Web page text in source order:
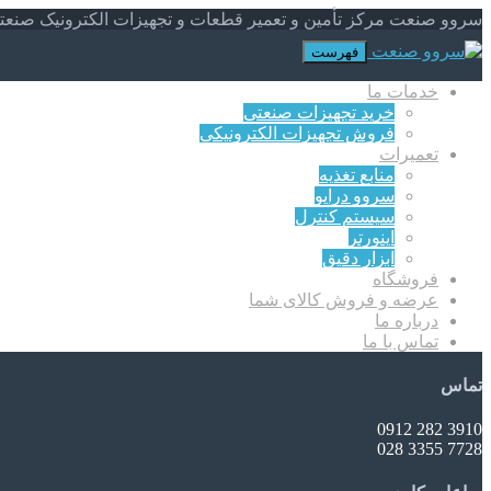
سروو صنعت مرکز تأمین و تعمیر قطعات و تجهیزات الکترونیک
فهرست
خدمات ما
خرید تجهیزات صنعتی
فروش تجهیزات الکترونیکی
تعمیرات
منابع تغذیه
سروو درایو
سیستم کنترل
اینورتر
ابزار دقیق
فروشگاه
عرضه و فروش کالای شما
درباره ما
تماس با ما
تماس
3910 282 0912
7728 3355 028